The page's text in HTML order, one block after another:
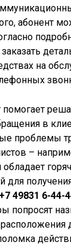
абонент
на
в
проблемы
–
для
+7 49831 6-44-
попросят